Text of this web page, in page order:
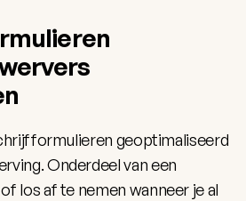
geoptimaliseerd
Onderdeel van een
los af te nemen wanneer je al